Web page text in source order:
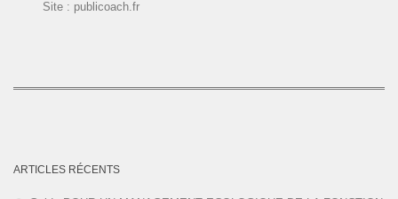
Site : publicoach.fr
ARTICLES RÉCENTS